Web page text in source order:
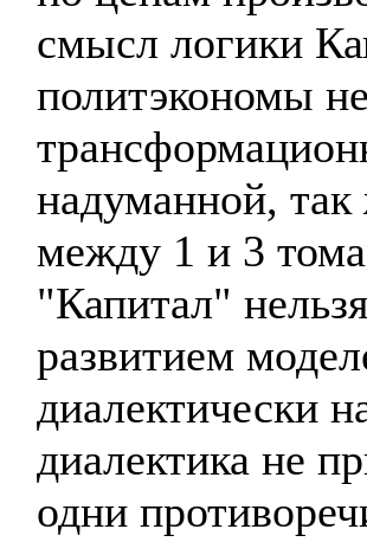
смысл логики
политэкономы
надуманной,
между 1 и 3
"Капитал"
развитием
диалектически
диалектика не
одни